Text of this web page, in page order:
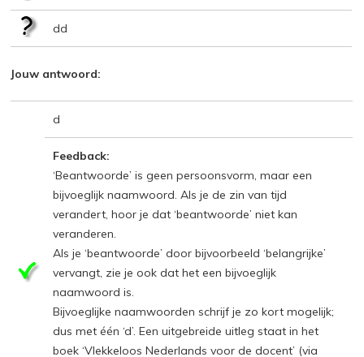
dd
Jouw antwoord:
d
Feedback:
‘Beantwoorde’ is geen persoonsvorm, maar een
bijvoeglijk naamwoord. Als je de zin van tijd
verandert, hoor je dat ‘beantwoorde’ niet kan
veranderen.
Als je ‘beantwoorde’ door bijvoorbeeld ‘belangrijke’
vervangt, zie je ook dat het een bijvoeglijk
naamwoord is.
Bijvoeglijke naamwoorden schrijf je zo kort mogelijk;
dus met één ‘d’. Een uitgebreide uitleg staat in het
boek ‘Vlekkeloos Nederlands voor de docent’ (via